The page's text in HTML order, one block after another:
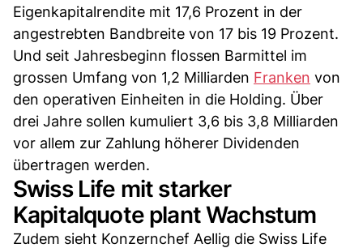
Eigenkapitalrendite mit 17,6 Prozent in der
angestrebten Bandbreite von 17 bis 19 Prozent.
Und seit Jahresbeginn flossen Barmittel im
grossen Umfang von 1,2 Milliarden Franken von
den operativen Einheiten in die Holding. Über
drei Jahre sollen kumuliert 3,6 bis 3,8 Milliarden
vor allem zur Zahlung höherer Dividenden
übertragen werden.
Swiss Life mit starker
Kapitalquote plant Wachstum
Zudem sieht Konzernchef Aellig die Swiss Life